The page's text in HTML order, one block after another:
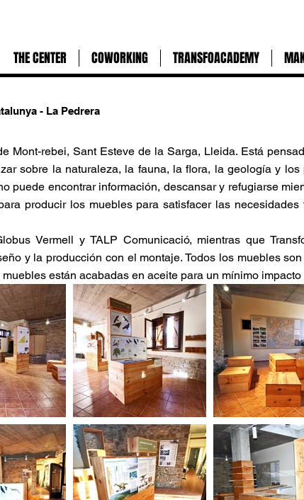
THE CENTER COWORKING TRANSFOACADEMY
- La Pedrera
Mont-rebei, Sant Esteve de la Sarga, Lleida. Está
sobre la naturaleza, la fauna, la flora, la geología y
puede encontrar información, descansar y refugiarse
producir los muebles para satisfacer las
Vermell y TALP Comunicació, mientras que
y la producción con el montaje. Todos los muebles
están acabadas en aceite para un mínimo impacto